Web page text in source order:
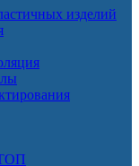
изделий